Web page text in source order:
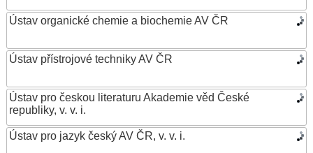
Ústav organické chemie a biochemie AV ČR
Ústav přístrojové techniky AV ČR
Ústav pro českou literaturu Akademie věd České
republiky, v. v. i.
Ústav pro jazyk český AV ČR, v. v. i.